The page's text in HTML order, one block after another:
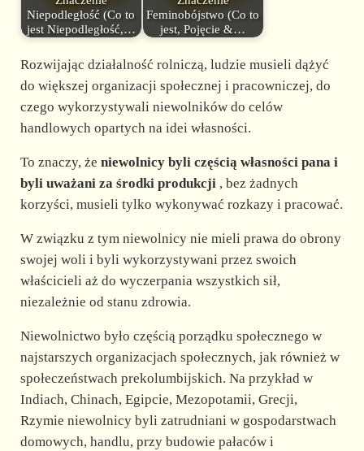
Niepodległość (Co to
jest Niepodległość,…
Feminobójstwo (Co to
jest, Pojęcie &…
Rozwijając działalność rolniczą, ludzie musieli dążyć
do większej organizacji społecznej i pracowniczej, do
czego wykorzystywali niewolników do celów
handlowych opartych na idei własności.
To znaczy, że niewolnicy byli częścią własności pana i
byli uważani za środki produkcji, bez żadnych
korzyści, musieli tylko wykonywać rozkazy i pracować.
W związku z tym niewolnicy nie mieli prawa do obrony
swojej woli i byli wykorzystywani przez swoich
właścicieli aż do wyczerpania wszystkich sił,
niezależnie od stanu zdrowia.
Niewolnictwo było częścią porządku społecznego w
najstarszych organizacjach społecznych, jak również w
społeczeństwach prekolumbijskich. Na przykład w
Indiach, Chinach, Egipcie, Mezopotamii, Grecji,
Rzymie niewolnicy byli zatrudniani w gospodarstwach
domowych, handlu, przy budowie pałaców i